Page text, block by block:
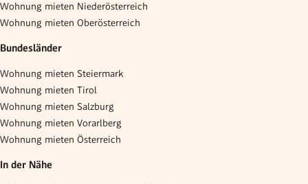
Wohnung mieten Niederösterreich
Wohnung mieten Oberösterreich
Bundesländer
Wohnung mieten Steiermark
Wohnung mieten Tirol
Wohnung mieten Salzburg
Wohnung mieten Vorarlberg
Wohnung mieten Österreich
In der Nähe